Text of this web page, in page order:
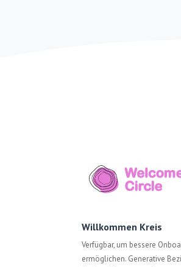
Willkommen Kreis
Verfügbar, um bessere
ermöglichen. Generative